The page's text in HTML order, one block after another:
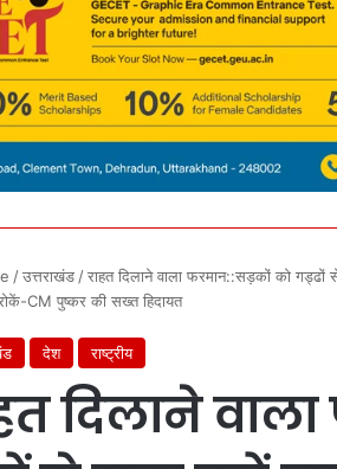
/उत्तराखंड /राहत दिलाने वाला फरमान::सड़कों को
CM पुष्कर की सख्त हिदायत
देश राष्ट्रीय
दिलाने